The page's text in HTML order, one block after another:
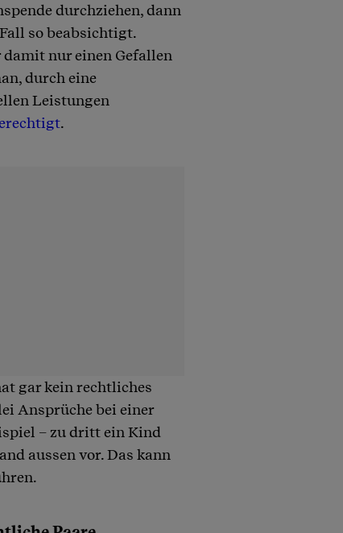
durchziehen, dann
so beabsichtigt.
damit nur einen Gefallen
durch eine
Leistungen
.
gar kein rechtliches
Ansprüche bei einer
– zu dritt ein Kind
aussen vor. Das kann